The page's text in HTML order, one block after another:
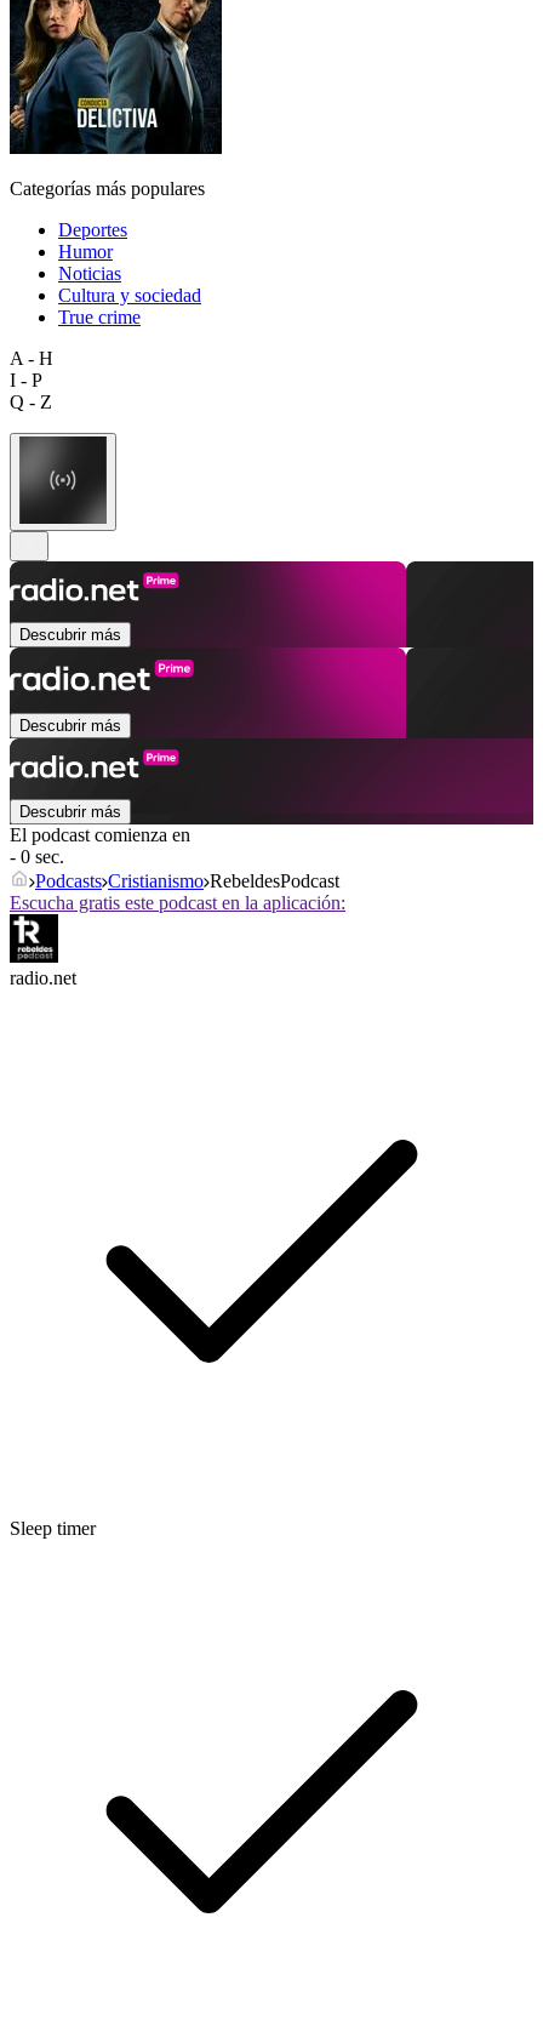
Categorías más populares
Deportes
Humor
Noticias
Cultura y sociedad
True crime
A - H
I - P
Q - Z
Descubrir más
Descubrir más
Descubrir más
El podcast comienza en
- 0 sec.
Podcasts Cristianismo RebeldesPodcast
Escucha gratis este podcast en la aplicación:
radio.net
Sleep timer